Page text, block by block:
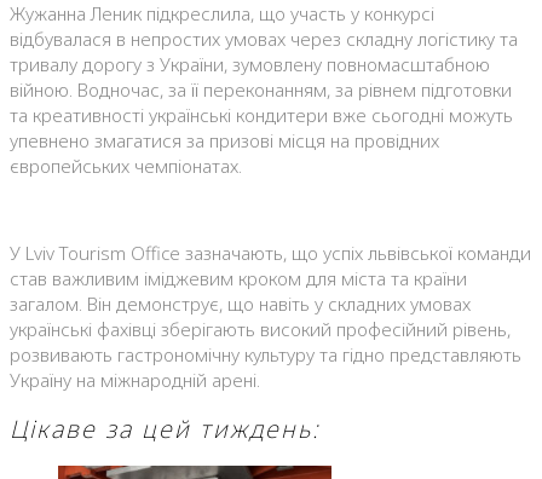
Жужанна Леник підкреслила, що участь у конкурсі
відбувалася в непростих умовах через складну логістику та
тривалу дорогу з України, зумовлену повномасштабною
війною. Водночас, за її переконанням, за рівнем підготовки
та креативності українські кондитери вже сьогодні можуть
упевнено змагатися за призові місця на провідних
європейських чемпіонатах.
У Lviv Tourism Office зазначають, що успіх львівської команди
став важливим іміджевим кроком для міста та країни
загалом. Він демонструє, що навіть у складних умовах
українські фахівці зберігають високий професійний рівень,
розвивають гастрономічну культуру та гідно представляють
Україну на міжнародній арені.
Цікаве за цей тиждень: